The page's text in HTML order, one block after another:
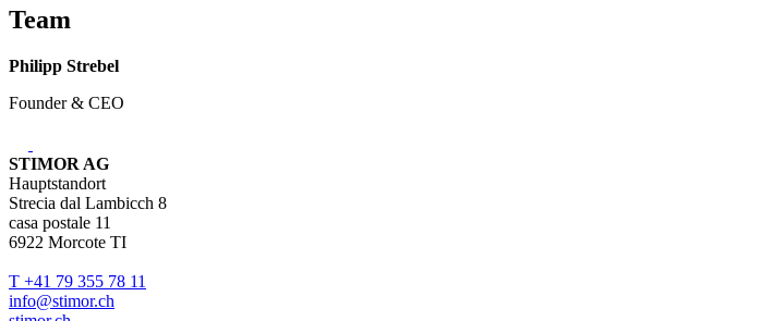
Team
Philipp Strebel
Founder & CEO
STIMOR AG
Hauptstandort
Strecia dal Lambicch 8
casa postale 11
6922 Morcote TI
T +41 79 355 78 11
info@stimor.ch